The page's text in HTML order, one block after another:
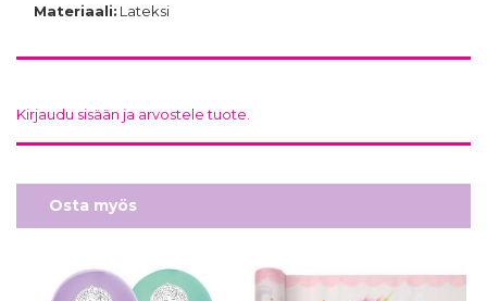
Materiaali: Lateksi
Kirjaudu sisään ja arvostele tuote.
Osta myös